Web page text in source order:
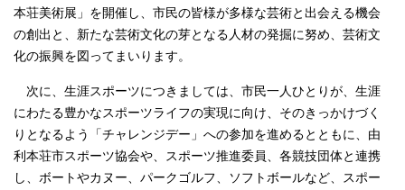
本荘美術展」を開催し、市民の皆様が多様な芸術と出会える機会
の創出と、新たな芸術文化の芽となる人材の発掘に努め、芸術文
化の振興を図ってまいります。
次に、生涯スポーツにつきましては、市民一人ひとりが、生涯
にわたる豊かなスポーツライフの実現に向け、そのきっかけづく
りとなるよう「チャレンジデー」への参加を進めるとともに、由
利本荘市スポーツ協会や、スポーツ推進委員、各競技団体と連携
し、ボートやカヌー、パークゴルフ、ソフトボールなど、スポー